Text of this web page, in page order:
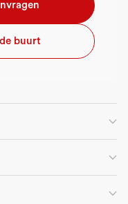
buurt